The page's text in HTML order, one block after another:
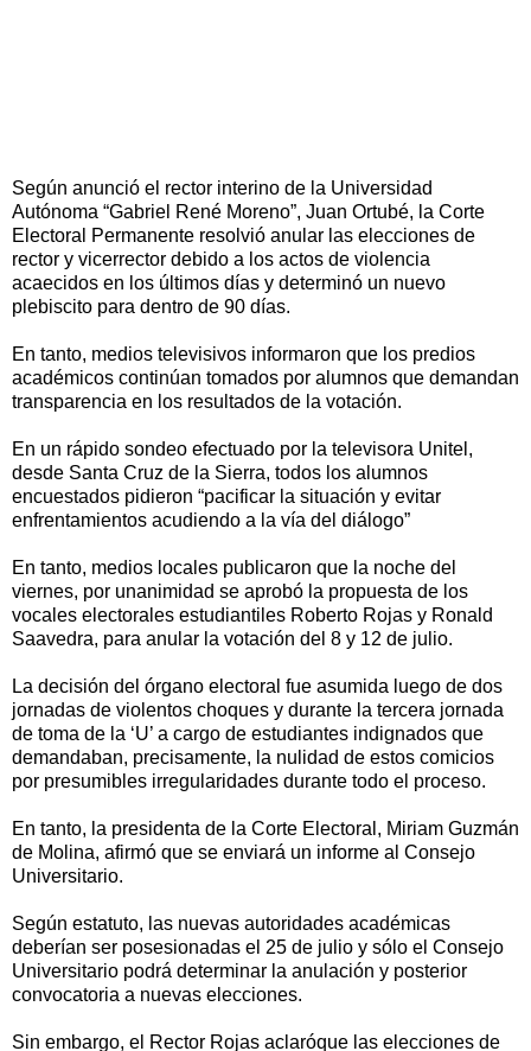
Según anunció el rector interino de la Universidad
Autónoma “Gabriel René Moreno”, Juan Ortubé, la Corte
Electoral Permanente resolvió anular las elecciones de
rector y vicerrector debido a los actos de violencia
acaecidos en los últimos días y determinó un nuevo
plebiscito para dentro de 90 días.
En tanto, medios televisivos informaron que los predios
académicos continúan tomados por alumnos que demandan
transparencia en los resultados de la votación.
En un rápido sondeo efectuado por la televisora Unitel,
desde Santa Cruz de la Sierra, todos los alumnos
encuestados pidieron “pacificar la situación y evitar
enfrentamientos acudiendo a la vía del diálogo”
En tanto, medios locales publicaron que la noche del
viernes, por unanimidad se aprobó la propuesta de los
vocales electorales estudiantiles Roberto Rojas y Ronald
Saavedra, para anular la votación del 8 y 12 de julio.
La decisión del órgano electoral fue asumida luego de dos
jornadas de violentos choques y durante la tercera jornada
de toma de la ‘U’ a cargo de estudiantes indignados que
demandaban, precisamente, la nulidad de estos comicios
por presumibles irregularidades durante todo el proceso.
En tanto, la presidenta de la Corte Electoral, Miriam Guzmán
de Molina, afirmó que se enviará un informe al Consejo
Universitario.
Según estatuto, las nuevas autoridades académicas
deberían ser posesionadas el 25 de julio y sólo el Consejo
Universitario podrá determinar la anulación y posterior
convocatoria a nuevas elecciones.
Sin embargo, el Rector Rojas aclaróque las elecciones de